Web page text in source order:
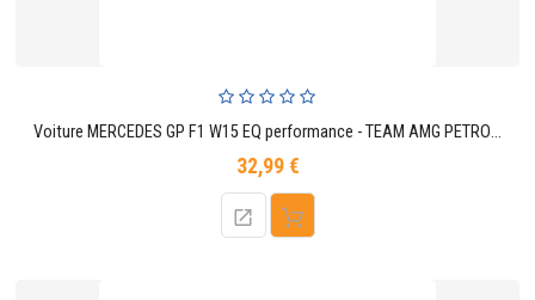
Voiture MERCEDES GP F1 W15 EQ performance - TEAM AMG PETRONAS MOTORSPORT 44 LEWIS HAMILTON (Avec le casque)
32,99 €Prix